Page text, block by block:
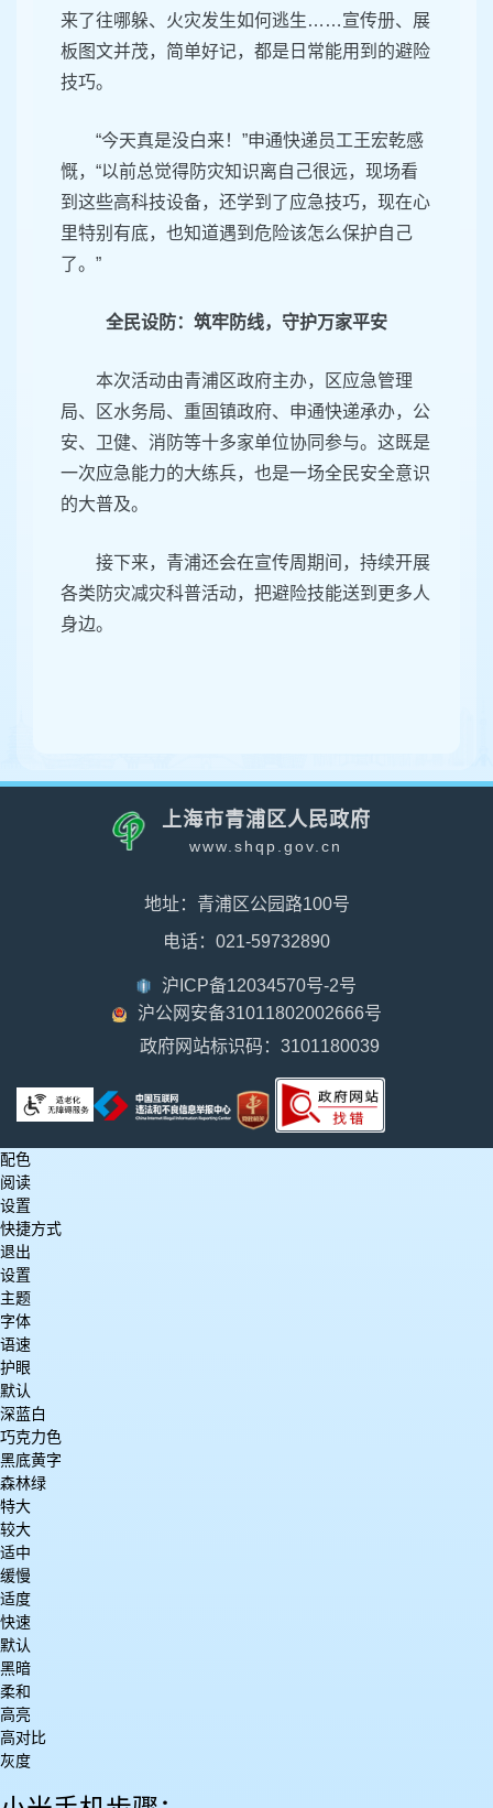
来了往哪躲、火灾发生如何逃生……宣传册、展
板图文并茂，简单好记，都是日常能用到的避险
技巧。
“今天真是没白来！”申通快递员工王宏乾感
慨，“以前总觉得防灾知识离自己很远，现场看
到这些高科技设备，还学到了应急技巧，现在心
里特别有底，也知道遇到危险该怎么保护自己
了。”
全民设防：筑牢防线，守护万家平安
本次活动由青浦区政府主办，区应急管理
局、区水务局、重固镇政府、申通快递承办，公
安、卫健、消防等十多家单位协同参与。这既是
一次应急能力的大练兵，也是一场全民安全意识
的大普及。
接下来，青浦还会在宣传周期间，持续开展
各类防灾减灾科普活动，把避险技能送到更多人
身边。
上海市青浦区人民政府
www.shqp.gov.cn
地址：青浦区公园路100号
电话：021-59732890
沪ICP备12034570号-2号
沪公网安备31011802002666号
政府网站标识码：3101180039
配色
阅读
设置
快捷方式
退出
设置
主题
字体
语速
护眼
默认
深蓝白
巧克力色
黑底黄字
森林绿
特大
较大
适中
缓慢
适度
快速
默认
黑暗
柔和
高亮
高对比
灰度